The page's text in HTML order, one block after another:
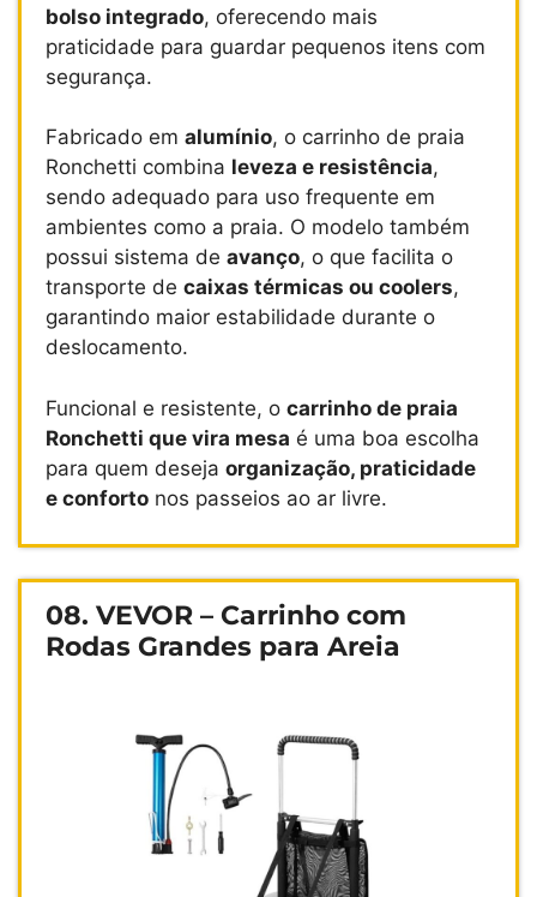
bolso integrado, oferecendo mais
praticidade para guardar pequenos itens com
segurança.
Fabricado em alumínio, o carrinho de praia
Ronchetti combina leveza e resistência,
sendo adequado para uso frequente em
ambientes como a praia. O modelo também
possui sistema de avanço, o que facilita o
transporte de caixas térmicas ou coolers,
garantindo maior estabilidade durante o
deslocamento.
Funcional e resistente, o carrinho de praia
Ronchetti que vira mesa é uma boa escolha
para quem deseja organização, praticidade
e conforto nos passeios ao ar livre.
08. VEVOR – Carrinho com
Rodas Grandes para Areia